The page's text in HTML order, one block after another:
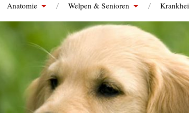
Anatomie Welpen & Senioren